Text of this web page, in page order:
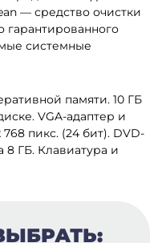
— средство очистки
гарантированного
системные
памяти. 10 ГБ
VGA-адаптер и
пикс. (24 бит). DVD-
8 ГБ. Клавиатура и